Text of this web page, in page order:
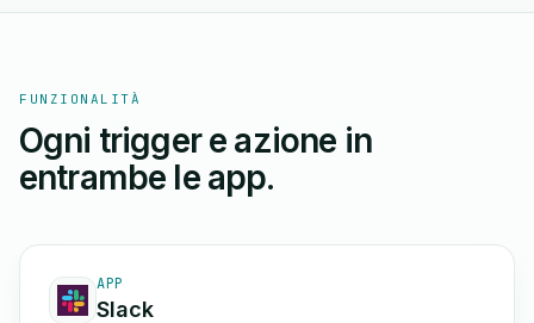
FUNZIONALITÀ
Ogni trigger e azione in
entrambe le app.
APP
Slack